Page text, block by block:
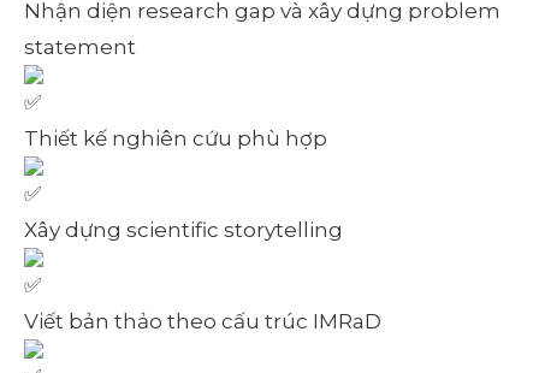
Nhận diện research gap và xây dựng problem
statement
Thiết kế nghiên cứu phù hợp
Xây dựng scientific storytelling
Viết bản thảo theo cấu trúc IMRaD